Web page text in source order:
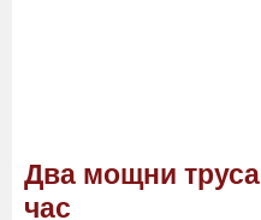
Два мощни
час